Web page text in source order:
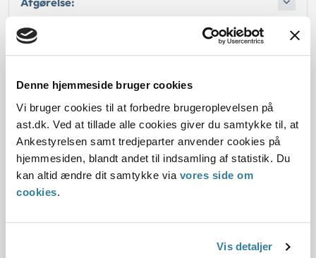
Denne hjemmeside bruger cookies
Vi bruger cookies til at forbedre brugeroplevelsen på
ast.dk. Ved at tillade alle cookies giver du samtykke til, at
Ankestyrelsen samt tredjeparter anvender cookies på
hjemmesiden, blandt andet til indsamling af statistik. Du
kan altid ændre dit samtykke via vores side om
cookies.
Vis detaljer
Dato for underskrift
15.06.2000
Offentliggørelsesdato
10.07.2013
2018, idet den er blevet erstattet af principafgørelse